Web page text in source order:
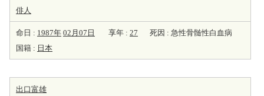
俳人
命日 : 1987年 02月07日 享年 : 27
死因 : 急性骨髄性白血病
国籍 : 日本
出口富雄